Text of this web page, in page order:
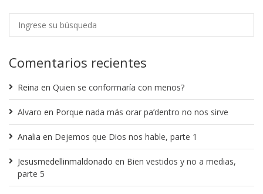
Comentarios recientes
Reina en Quien se conformaría con menos?
Alvaro en Porque nada más orar pa’dentro no nos sirve
Analia en Dejemos que Dios nos hable, parte 1
Jesusmedellinmaldonado en Bien vestidos y no a medias,
parte 5